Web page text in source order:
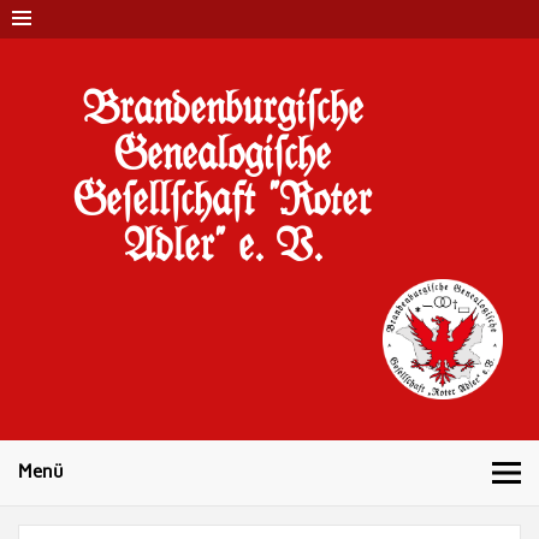
Brandenburgi#che
Genealogi#che
Ge#ell#chaft "Roter
Adler" e. V.
Menü